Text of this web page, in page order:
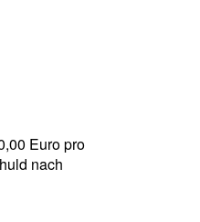
Euro pro
nach